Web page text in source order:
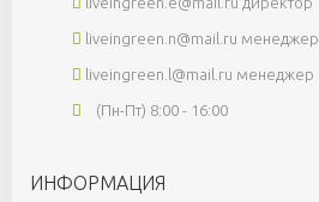
liveingreen.n@mail.ru менеджер
liveingreen.l@mail.ru менеджер
(Пн-Пт) 8:00 - 16:00
ИНФОРМАЦИЯ